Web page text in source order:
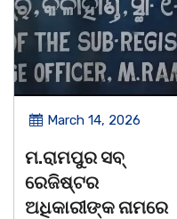
March 14, 2026
ଚିତାବାଘ ର ନଖ ଜବତ
ତିନି ଯୁବକ ଗିରଫ ଓ
କୋର୍ଟ ଚାଲାଣ